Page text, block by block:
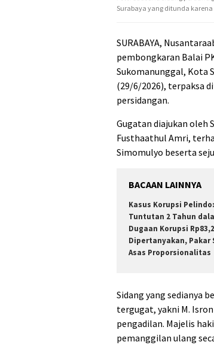
Surabaya yang ditunda
SURABAYA,
pembongkaran Balai
Sukomanunggal, Kota
(29/6/2026), terpaksa
persidangan.
Gugatan diajukan oleh
Fusthaathul Amri,
Simomulyo beserta
BACAAN LAINNYA
Kasus Korupsi Pelindo:
Tuntutan 2 Tahun
Dugaan Korupsi
Dipertanyakan, Pakar
Asas Proporsionalitas
Sidang yang sedianya
tergugat, yakni M.
pengadilan. Majelis
pemanggilan ulang